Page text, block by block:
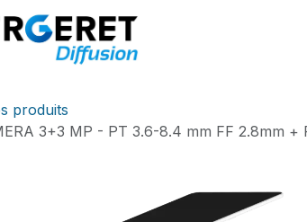
produits
3+3 MP - PT 3.6-8.4 mm FF 2.8mm +